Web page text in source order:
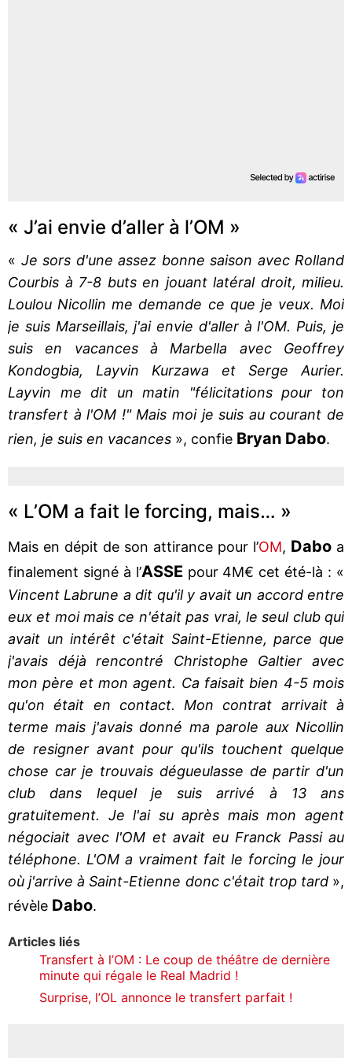
« J’ai envie d’aller à l’OM »
« Je sors d'une assez bonne saison avec Rolland
Courbis à 7-8 buts en jouant latéral droit, milieu.
Loulou Nicollin me demande ce que je veux. Moi
je suis Marseillais, j'ai envie d'aller à l'OM. Puis, je
suis en vacances à Marbella avec Geoffrey
Kondogbia, Layvin Kurzawa et Serge Aurier.
Layvin me dit un matin "félicitations pour ton
transfert à l'OM !" Mais moi je suis au courant de
rien, je suis en vacances », confie Bryan Dabo.
« L’OM a fait le forcing, mais… »
Mais en dépit de son attirance pour l’OM, Dabo a
finalement signé à l’ASSE pour 4M€ cet été-là : «
Vincent Labrune a dit qu'il y avait un accord entre
eux et moi mais ce n'était pas vrai, le seul club qui
avait un intérêt c'était Saint-Etienne, parce que
j'avais déjà rencontré Christophe Galtier avec
mon père et mon agent. Ca faisait bien 4-5 mois
qu'on était en contact. Mon contrat arrivait à
terme mais j'avais donné ma parole aux Nicollin
de resigner avant pour qu'ils touchent quelque
chose car je trouvais dégueulasse de partir d'un
club dans lequel je suis arrivé à 13 ans
gratuitement. Je l'ai su après mais mon agent
négociait avec l'OM et avait eu Franck Passi au
téléphone. L'OM a vraiment fait le forcing le jour
où j'arrive à Saint-Etienne donc c'était trop tard»,
révèle Dabo.
Articles liés
Transfert à l’OM : Le coup de théâtre de dernière
minute qui régale le Real Madrid !
Surprise, l’OL annonce le transfert parfait !